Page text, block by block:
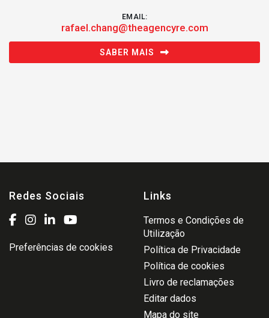
EMAIL:
rafael.chang@theagencyre.com
SABER MAIS
Redes Sociais
Preferências de cookies
Links
Termos e Condições de
Utilização
Política de Privacidade
Política de cookies
Livro de reclamações
Editar dados
Mapa do site